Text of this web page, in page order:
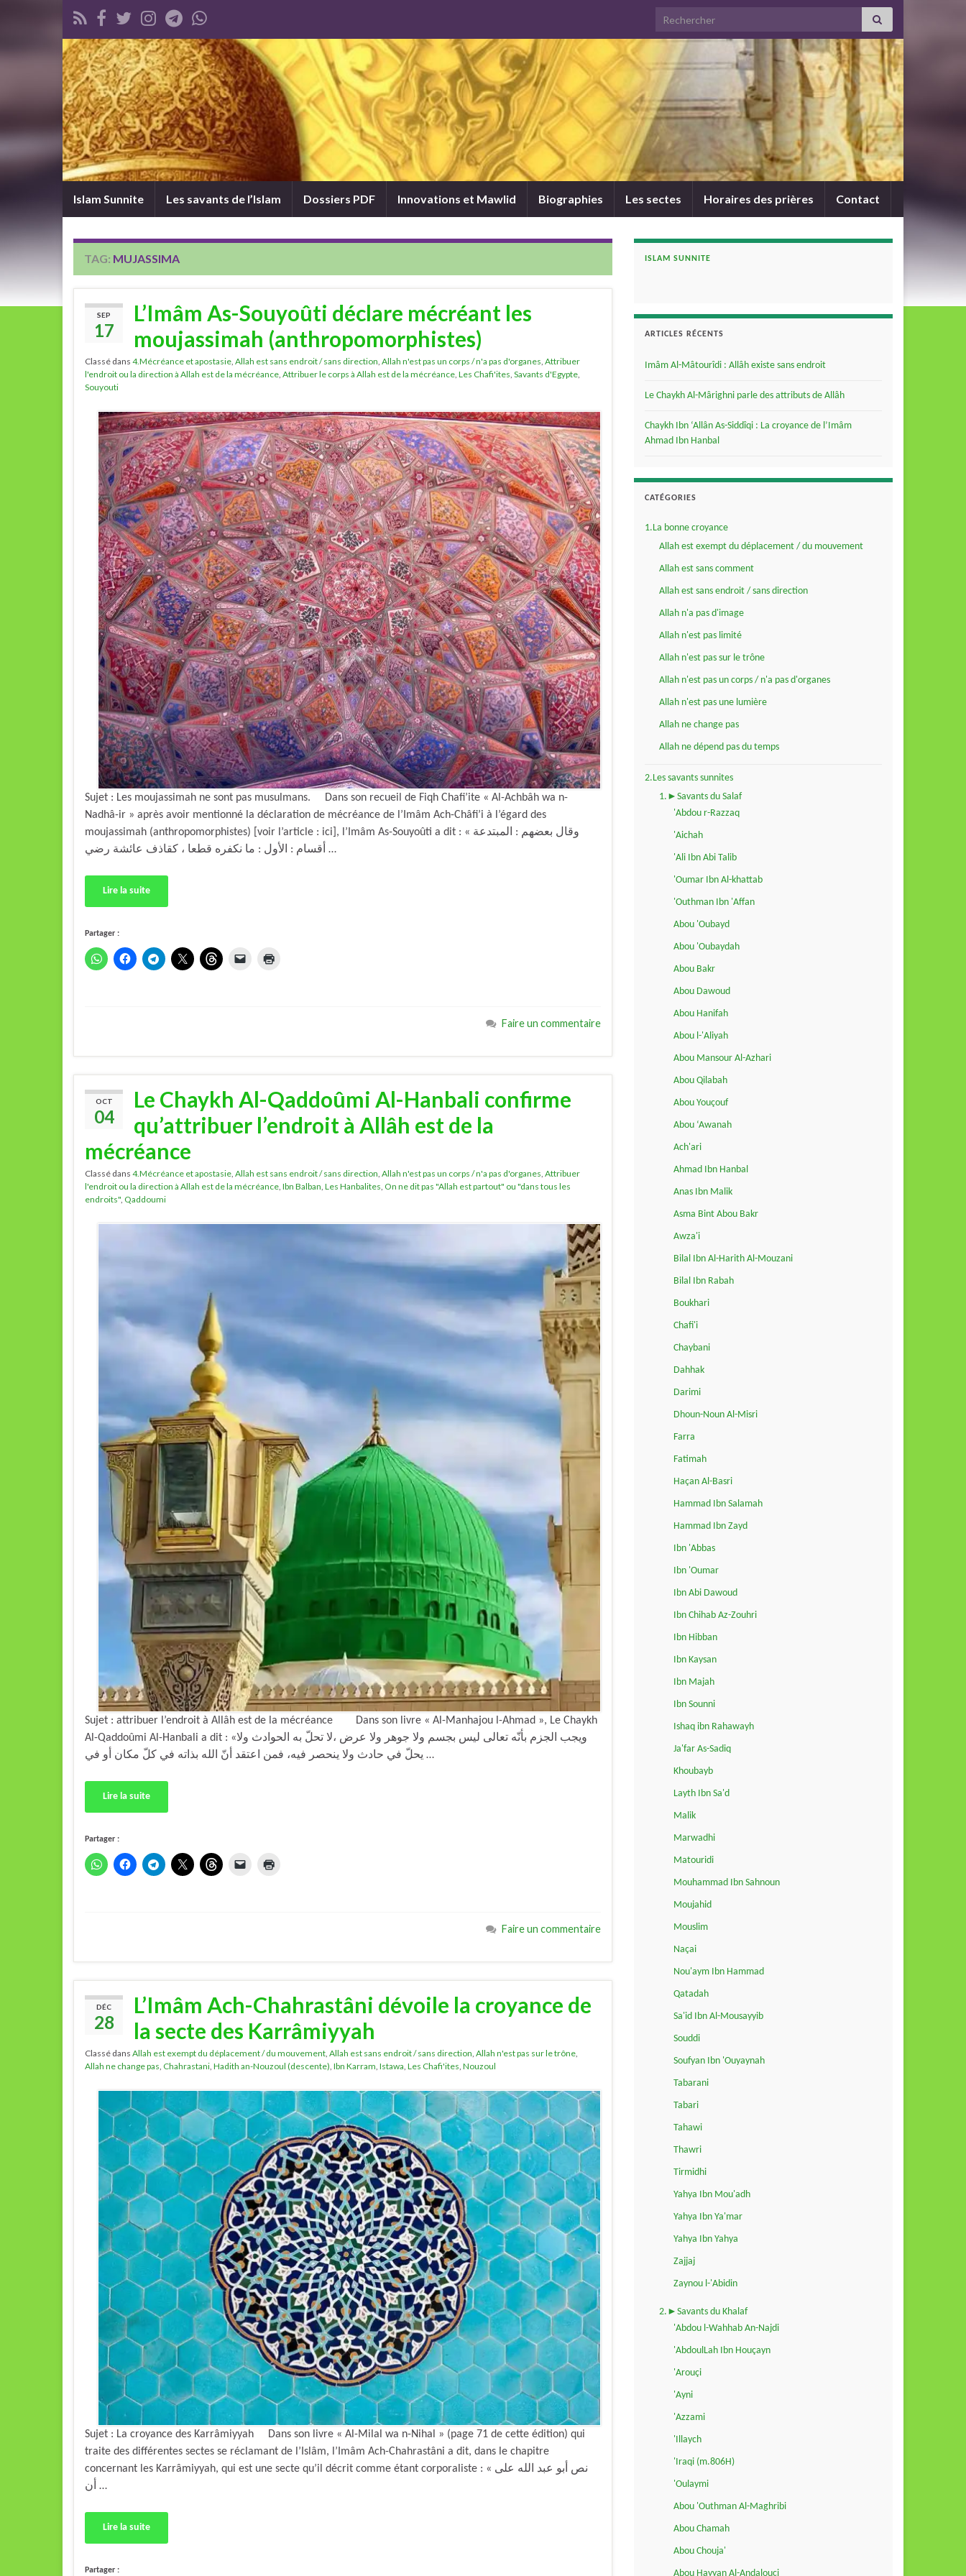
Search for:
Islam Sunnite Les savants de l’Islam Dossiers PDF Innovations et Mawlid Biographies Les sectes Horaires des prières Contact
TAG: MUJASSIMA
SEP
17
L’Imâm As-Souyoûti déclare mécréant les
moujassimah (anthropomorphistes)
Classé dans 4.Mécréance et apostasie, Allah est sans endroit / sans direction, Allah n'est pas un corps / n'a pas d'organes, Attribuer
l'endroit ou la direction à Allah est de la mécréance, Attribuer le corps à Allah est de la mécréance, Les Chafi'ites, Savants d'Egypte,
Souyouti
Sujet : Les moujassimah ne sont pas musulmans. Dans son recueil de Fiqh Chafi’ite « Al-Achbâh wa n-
Nadhâ-ir » après avoir mentionné la déclaration de mécréance de l’Imâm Ach-Châfi’i à l’égard des
moujassimah (anthropomorphistes) [voir l’article : ici], l’Imâm As-Souyoûti a dit : « وقال بعضهم : المبتدعة
أقسام : الأول : ما نكفره قطعا ، كقاذف عائشة رضي …
Lire la suite
Partager :
Faire un commentaire
OCT
04
Le Chaykh Al-Qaddoûmi Al-Hanbali confirme
qu’attribuer l’endroit à Allâh est de la
mécréance
Classé dans 4.Mécréance et apostasie, Allah est sans endroit / sans direction, Allah n'est pas un corps / n'a pas d'organes, Attribuer
l'endroit ou la direction à Allah est de la mécréance, Ibn Balban, Les Hanbalites, On ne dit pas "Allah est partout" ou "dans tous les
endroits", Qaddoumi
Sujet : attribuer l’endroit à Allâh est de la mécréance Dans son livre « Al-Manhajou l-Ahmad », Le Chaykh
Al-Qaddoûmi Al-Hanbali a dit : «ويجب الجزم بأنّه تعالى ليس بجسم ولا جوهر ولا عرض ،لا تحلّ به الحوادث ولا
يحلّ في حادث ولا ينحصر فيه، فمن اعتقد أنّ الله بذاته في كلّ مكان أو في …
Lire la suite
Partager :
Faire un commentaire
DÉC
28
L’Imâm Ach-Chahrastâni dévoile la croyance de
la secte des Karrâmiyyah
Classé dans Allah est exempt du déplacement / du mouvement Allah est sans endroit / sans direction Allah n'est pas sur le trône
Allah ne change pas Chahrastani Hadith an-Nouzoul (descente) Ibn Karram Istawa Les Chafi'ites Nouzoul
Sujet : La croyance des Karrâmiyyah Dans son livre « Al-Milal wa n-Nihal » (page 71 de cette édition) qui
traite des différentes sectes se réclamant de l’Islâm, l’Imâm Ach-Chahrastâni a dit, dans le chapitre
concernant les Karrâmiyyah, qui est une secte qu’il décrit comme étant corporaliste : « نص أبو عبد الله على
أن …
Lire la suite
Partager :
ISLAM SUNNITE
ARTICLES RÉCENTS
Imâm Al-Mâtourîdi : Allâh existe sans endroit
Le Chaykh Al-Mârighni parle des attributs de Allâh
Chaykh Ibn ‘Allân As-Siddîqi : La croyance de l’Imâm
Ahmad Ibn Hanbal
CATÉGORIES
1.La bonne croyance
Allah est exempt du déplacement / du mouvement
Allah est sans comment
Allah est sans endroit / sans direction
Allah n'a pas d'image
Allah n'est pas limité
Allah n'est pas sur le trône
Allah n'est pas un corps / n'a pas d'organes
Allah n'est pas une lumière
Allah ne change pas
Allah ne dépend pas du temps
2.Les savants sunnites
1.►Savants du Salaf
'Abdou r-Razzaq
'Aichah
'Ali Ibn Abi Talib
'Oumar Ibn Al-khattab
'Outhman Ibn 'Affan
Abou 'Oubayd
Abou 'Oubaydah
Abou Bakr
Abou Dawoud
Abou Hanifah
Abou l-'Aliyah
Abou Mansour Al-Azhari
Abou Qilabah
Abou Youçouf
Abou ‘Awanah
Ach'ari
Ahmad Ibn Hanbal
Anas Ibn Malik
Asma Bint Abou Bakr
Awza'i
Bilal Ibn Al-Harith Al-Mouzani
Bilal Ibn Rabah
Boukhari
Chafi'i
Chaybani
Dahhak
Darimi
Dhoun-Noun Al-Misri
Farra
Fatimah
Haçan Al-Basri
Hammad Ibn Salamah
Hammad Ibn Zayd
Ibn 'Abbas
Ibn 'Oumar
Ibn Abi Dawoud
Ibn Chihab Az-Zouhri
Ibn Hibban
Ibn Kaysan
Ibn Majah
Ibn Sounni
Ishaq ibn Rahawayh
Ja'far As-Sadiq
Khoubayb
Layth Ibn Sa'd
Malik
Marwadhi
Matouridi
Mouhammad Ibn Sahnoun
Moujahid
Mouslim
Naçai
Nou'aym Ibn Hammad
Qatadah
Sa'id Ibn Al-Mousayyib
Souddi
Soufyan Ibn 'Ouyaynah
Tabarani
Tabari
Tahawi
Thawri
Tirmidhi
Yahya Ibn Mou'adh
Yahya Ibn Ya'mar
Yahya Ibn Yahya
Zajjaj
Zaynou l-'Abidin
2.►Savants du Khalaf
'Abdou l-Wahhab An-Najdi
'AbdoulLah Ibn Houçayn
'Arouçi
'Ayni
'Azzami
'Illaych
'Iraqi (m.806H)
'Oulaymi
Abou 'Outhman Al-Maghribi
Abou Chamah
Abou Chouja'
Abou Hayyan Al-Andalouçi